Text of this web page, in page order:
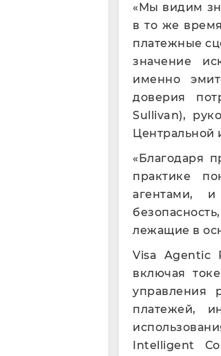
«Мы видим
в то же
платежные
значение
именно
доверия
Sullivan),
Центральной
«Благодаря
практике
агентами,
лежащие в
Visa Agentic
включая
управления
платежей,
Intelligent